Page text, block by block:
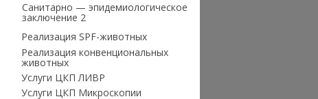
Санитарно — эпидемиологическое
заключение 2
Реализация SPF-животных
Реализация конвенциональных
животных
Услуги ЦКП ЛИВР
Услуги ЦКП Микроскопии